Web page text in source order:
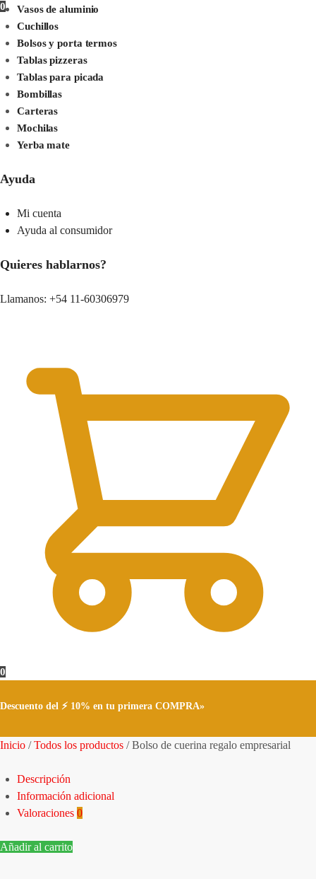
0
Vasos de aluminio
Cuchillos
Bolsos y porta termos
Tablas pizzeras
Tablas para picada
Bombillas
Carteras
Mochilas
Yerba mate
Ayuda
Mi cuenta
Ayuda al consumidor
Quieres hablarnos?
Llamanos: +54 11-60306979
0
Descuento del ⚡ 10% en tu primera COMPRA»
Inicio /Todos los productos /Bolso de cuerina regalo empresarial
Descripción
Información adicional
Valoraciones 0
Añadir al carrito